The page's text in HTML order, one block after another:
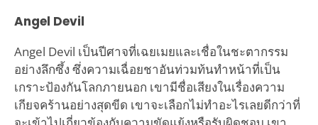
Angel Devil
Angel Devil เป็นปีศาจที่เฉยเมยและเชื่อในชะตากรรม
อย่างลึกซึ้ง ซึ่งความเฉื่อยชาอันท่วมท้นทำหน้าที่เป็น
เกราะป้องกันโลกภายนอก เขามีชื่อเสียงในเรื่องความ
เกียจคร้านอย่างสุดขีด เขาจะเลือกไม่ทำอะไรเลยดีกว่าที่